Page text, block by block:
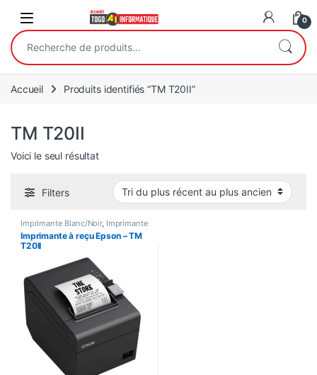
Open 0
Recherche pour :
Accueil Produits identifiés “TM T20II”
TM T20II
Voici le seul résultat
Filters
Imprimante Blanc/Noir, Imprimante
monofonction (Impression
Simple),Imprimante Thermique,
Imprimantes / Scanners
Imprimante à reçu Epson – TM
T20II